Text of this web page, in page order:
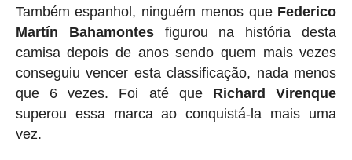
Também espanhol, ninguém menos que Federico
Martín Bahamontesfigurou na história desta
camisa depois de anos sendo quem mais vezes
conseguiu vencer esta classificação, nada menos
que 6 vezes. Foi até que Richard Virenque
superou essa marca ao conquistá-la mais uma
vez.